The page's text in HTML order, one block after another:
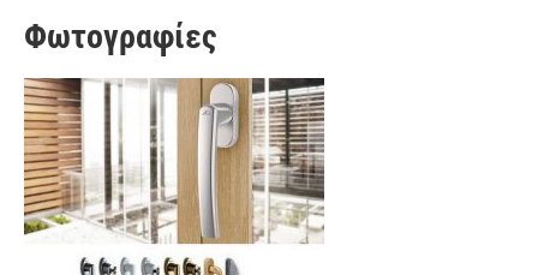
Φωτογραφίες